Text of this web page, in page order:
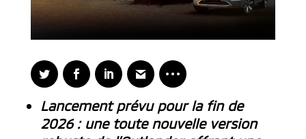
Lancement prévu pour la fin de
2026 : une toute nouvelle version